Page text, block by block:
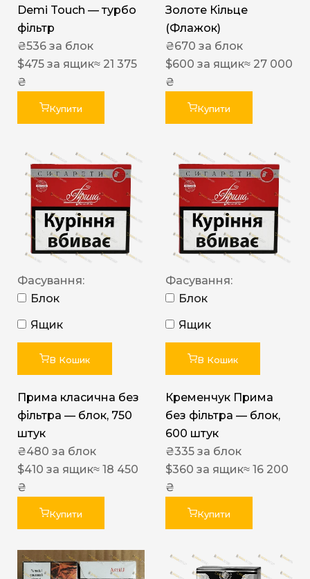
Demi Touch — турбо
фільтр
₴536 за блок
$475 за ящик≈ 21 375
₴
Купити
Золоте Кільце
(Флажок)
₴670 за блок
$600 за ящик≈ 27 000
₴
Купити
Фасування:
Блок
Ящик
В Кошик
Прима класична без
фільтра — блок, 750
штук
₴480 за блок
$410 за ящик≈ 18 450
₴
Купити
Фасування:
Блок
Ящик
В Кошик
Кременчук Прима
без фільтра — блок,
600 штук
₴335 за блок
$360 за ящик≈ 16 200
₴
Купити